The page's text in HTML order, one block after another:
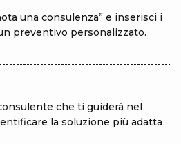
una consulenza” e inserisci i
preventivo personalizzato.
che ti guiderà nel
la soluzione più adatta